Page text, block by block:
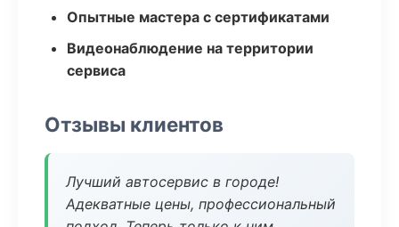
Опытные мастера с сертификатами
Видеонаблюдение на территории
сервиса
Отзывы клиентов
Лучший автосервис в городе!
Адекватные цены, профессиональный